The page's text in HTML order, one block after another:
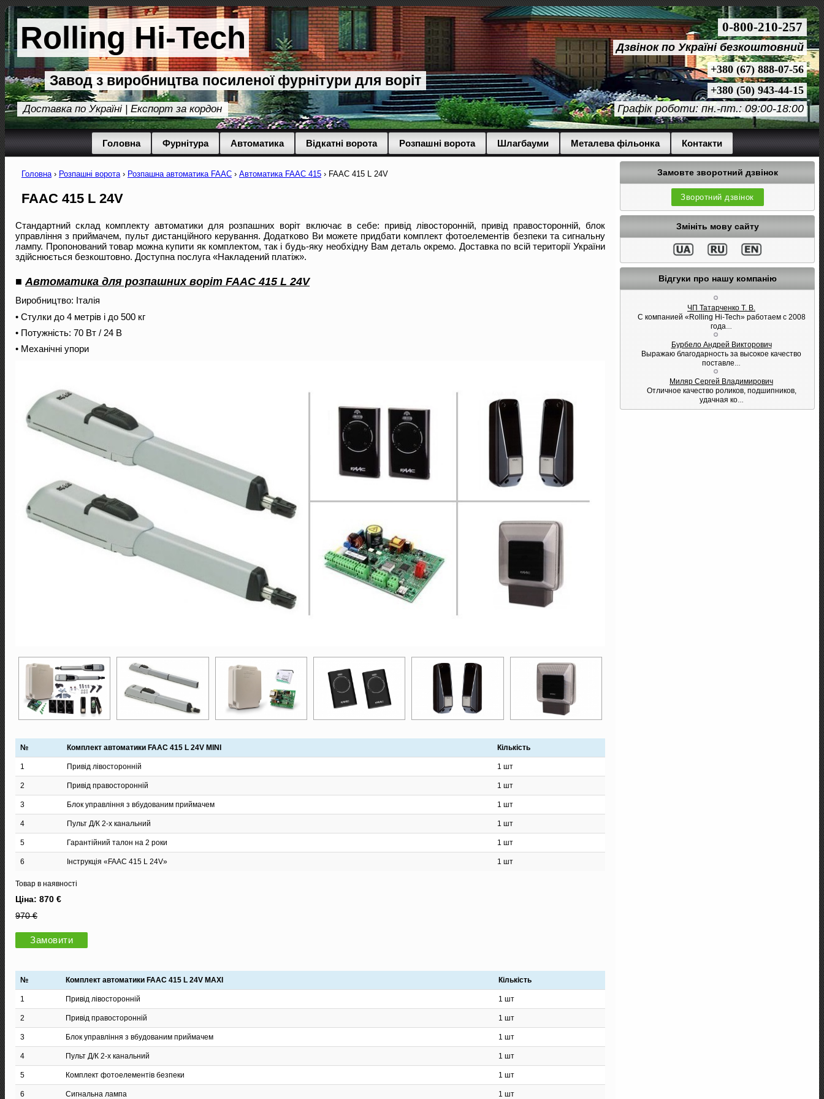
Rolling Hi-Tech
Завод з виробництва посиленої фурнітури для воріт
Доставка по Україні | Експорт за кордон
0-800-210-257
Дзвінок по Україні безкоштовний
+380 (67) 888-07-56
+380 (50) 943-44-15
Графік роботи: пн.-пт.: 09:00-18:00
Головна Фурнітура Автоматика Відкатні ворота Розпашні ворота Шлагбауми Металева фільонка Контакти
Головна › Розпашні ворота › Розпашна автоматика FAAC › Автоматика FAAC 415 › FAAC 415 L 24V
FAAC 415 L 24V
Стандартний склад комплекту автоматики для розпашних воріт включає в себе: привід лівосторонній, привід правосторонній, блок
управління з приймачем, пульт дистанційного керування. Додатково Ви можете придбати комплект фотоелементів безпеки та сигнальну
лампу. Пропонований товар можна купити як комплектом, так і будь-яку необхідну Вам деталь окремо. Доставка по всій території України
здійснюється безкоштовно. Доступна послуга «Накладений платіж».
■Автоматика для розпашних воріт FAAC 415 L 24V
Виробництво: Італія
• Стулки до 4 метрів і до 500 кг
• Потужність: 70 Вт / 24 В
• Механічні упори
№ Комплект автоматики FAAC 415 L 24V MINI Кількість
1 Привід лівосторонній 1 шт
2 Привід правосторонній 1 шт
3 Блок управління з вбудованим приймачем 1 шт
4 Пульт Д/К 2-х канальний 1 шт
5 Гарантійний талон на 2 роки 1 шт
6 Інструкція «FAAC 415 L 24V» 1 шт
Товар в наявності
Ціна: 870 €
970 €
Замовити
№ Комплект автоматики FAAC 415 L 24V MAXI Кількість
1 Привід лівосторонній 1 шт
2 Привід правосторонній 1 шт
3 Блок управління з вбудованим приймачем 1 шт
4 Пульт Д/К 2-х канальний 1 шт
5 Комплект фотоелементів безпеки 1 шт
6 Сигнальна лампа 1 шт
Замовте зворотний дзвінок
Зворотний дзвінок
Змініть мову сайту
Відгуки про нашу компанію
ЧП Татарченко Т. В.
С компанией «Rolling Hi-Tech» работаем с 2008
года
Бурбело Андрей Викторович
Выражаю благодарность за высокое качество
поставле
Миляр Сергей Владимирович
Отличное качество роликов, подшипников,
удачная ко…